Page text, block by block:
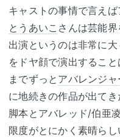
キャストの事情で言え
とうあいこ さんは芸能
出演というのは非常に
をドヤ顔で演出するこ
までずっと アバレンジャ
に地続きの作品が出て
脚本とアバレッド/伯亜
限度がとにかく素晴ら